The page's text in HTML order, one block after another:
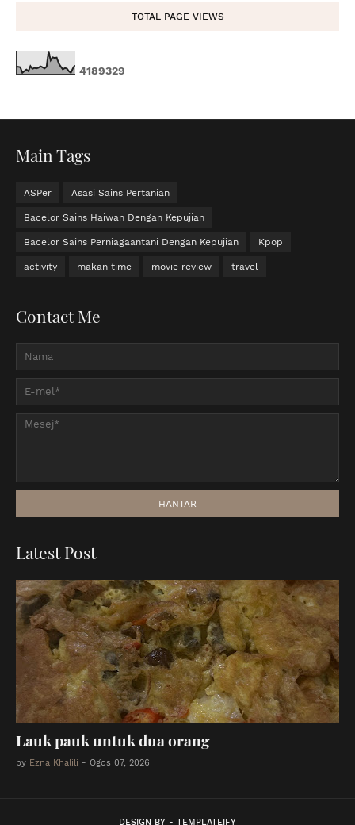
TOTAL PAGE VIEWS
4189329
Main Tags
ASPer Asasi Sains Pertanian
Bacelor Sains Haiwan Dengan Kepujian
Bacelor Sains Perniagaantani Dengan Kepujian Kpop
activity makan time movie review travel
Contact Me
Latest Post
Lauk pauk untuk dua orang
by Ezna Khalili - Ogos 07, 2026
DESIGN BY - TEMPLATEIFY